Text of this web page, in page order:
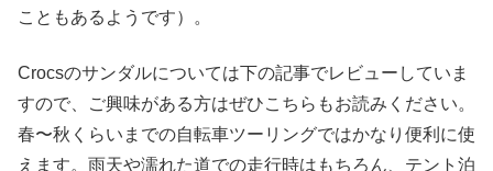
こともあるようです）。
Crocsのサンダルについては下の記事でレビューしていま
すので、ご興味がある方はぜひこちらもお読みください。
春〜秋くらいまでの自転車ツーリングではかなり便利に使
えます。雨天や濡れた道での走行時はもちろん、テント泊